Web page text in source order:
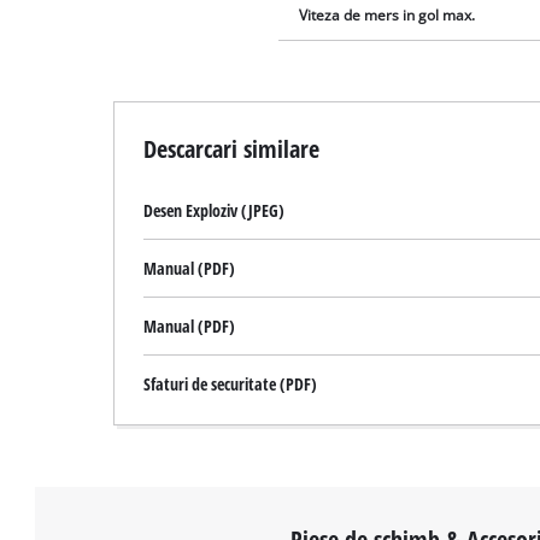
Viteza de mers in gol max.
Descarcari similare
Desen Exploziv (JPEG)
Manual (PDF)
Manual (PDF)
Sfaturi de securitate (PDF)